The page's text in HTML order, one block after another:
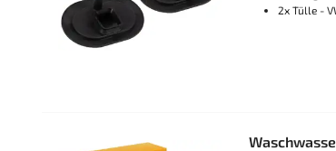
2x Tülle -